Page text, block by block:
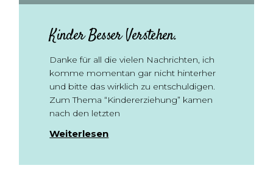
Kinder Besser Verstehen.
Danke für all die vielen Nachrichten, ich
komme momentan gar nicht hinterher
und bitte das wirklich zu entschuldigen.
Zum Thema “Kindererziehung” kamen
nach den letzten
Weiterlesen